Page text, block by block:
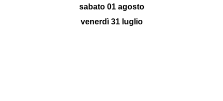
sabato 01 agosto
venerdì 31 luglio